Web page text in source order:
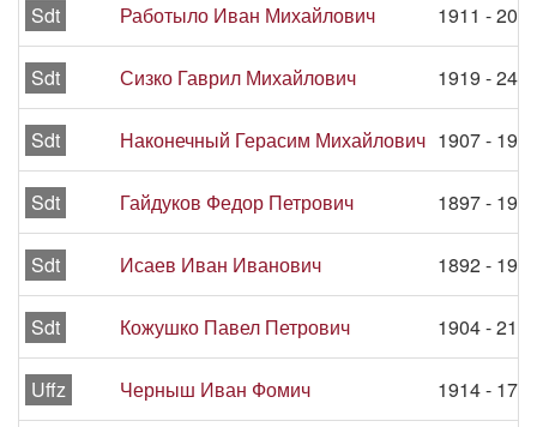
Sdt Работыло Иван Михайлович 1911 -
Sdt Сизко Гаврил Михайлович 1919 -
Sdt Наконечный Герасим Михайлович 1907 -
Sdt Гайдуков Федор Петрович 1897 -
Sdt Исаев Иван Иванович 1892 -
Sdt Кожушко Павел Петрович 1904 -
Uffz Черныш Иван Фомич 1914 -